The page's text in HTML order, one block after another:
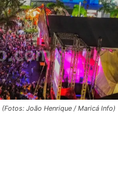
João Henrique / Maricá Info)